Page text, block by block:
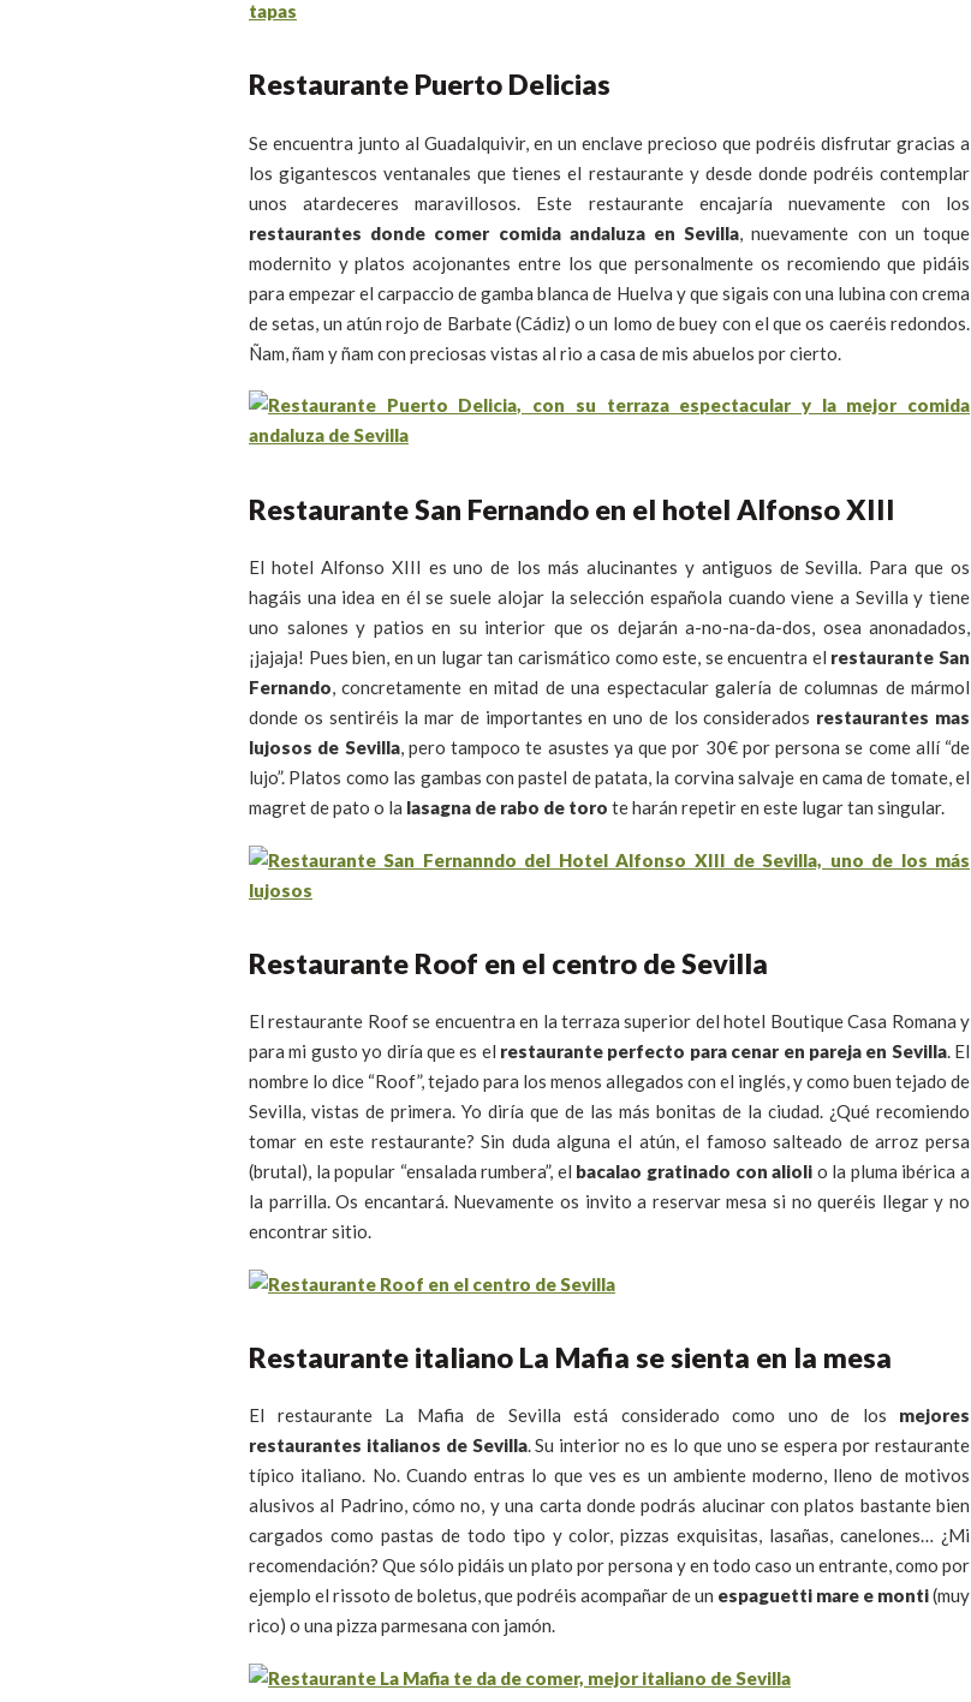
Restaurante Puerto Delicias
Se encuentra junto al Guadalquivir, en un enclave precioso que podréis disfrutar gracias a
los gigantescos ventanales que tienes el restaurante y desde donde podréis contemplar
unos atardeceres maravillosos. Este restaurante encajaría nuevamente con los
restaurantes donde comer comida andaluza en Sevilla, nuevamente con un toque
modernito y platos acojonantes entre los que personalmente os recomiendo que pidáis
para empezar el carpaccio de gamba blanca de Huelva y que sigais con una lubina con crema
de setas, un atún rojo de Barbate (Cádiz) o un lomo de buey con el que os caeréis redondos.
Ñam, ñam y ñam con preciosas vistas al rio a casa de mis abuelos por cierto.
Restaurante San Fernando en el hotel Alfonso XIII
El hotel Alfonso XIII es uno de los más alucinantes y antiguos de Sevilla. Para que os
hagáis una idea en él se suele alojar la selección española cuando viene a Sevilla y tiene
uno salones y patios en su interior que os dejarán a-no-na-da-dos, osea anonadados,
¡jajaja! Pues bien, en un lugar tan carismático como este, se encuentra el restaurante San
Fernando, concretamente en mitad de una espectacular galería de columnas de mármol
donde os sentiréis la mar de importantes en uno de los considerados restaurantes mas
lujosos de Sevilla, pero tampoco te asustes ya que por 30€ por persona se come allí “de
lujo”. Platos como las gambas con pastel de patata, la corvina salvaje en cama de tomate, el
magret de pato o la lasagna de rabo de toro te harán repetir en este lugar tan singular.
Restaurante Roof en el centro de Sevilla
El restaurante Roof se encuentra en la terraza superior del hotel Boutique Casa Romana y
para mi gusto yo diría que es el restaurante perfecto para cenar en pareja en Sevilla. El
nombre lo dice “Roof”, tejado para los menos allegados con el inglés, y como buen tejado de
Sevilla, vistas de primera. Yo diría que de las más bonitas de la ciudad. ¿Qué recomiendo
tomar en este restaurante? Sin duda alguna el atún, el famoso salteado de arroz persa
(brutal), la popular “ensalada rumbera”, el bacalao gratinado con alioli o la pluma ibérica a
la parrilla. Os encantará. Nuevamente os invito a reservar mesa si no queréis llegar y no
encontrar sitio.
Restaurante italiano La Mafia se sienta en la mesa
El restaurante La Mafia de Sevilla está considerado como uno de los mejores
restaurantes italianos de Sevilla. Su interior no es lo que uno se espera por restaurante
típico italiano. No. Cuando entras lo que ves es un ambiente moderno, lleno de motivos
alusivos al Padrino, cómo no, y una carta donde podrás alucinar con platos bastante bien
cargados como pastas de todo tipo y color, pizzas exquisitas, lasañas, canelones… ¿Mi
recomendación? Que sólo pidáis un plato por persona y en todo caso un entrante, como por
ejemplo el rissoto de boletus, que podréis acompañar de un espaguetti mare e monti(muy
rico) o una pizza parmesana con jamón.